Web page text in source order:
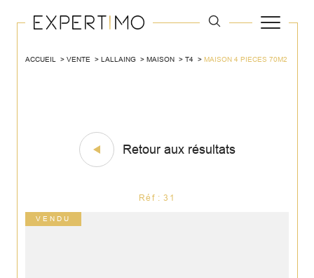
ACCUEIL VENTE LALLAING MAISON T4 MAISON 4 PIECES 70M2
Retour aux résultats
Réf : 31
VENDU